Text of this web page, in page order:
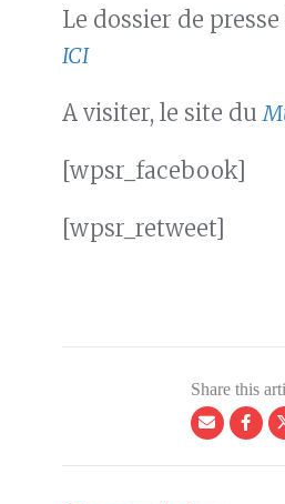
Le dossier de
ICI
A visiter, le site du
[wpsr_facebook]
[wpsr_retweet]
Share this